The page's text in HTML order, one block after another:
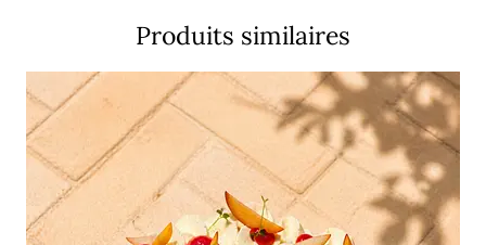
Produits similaires